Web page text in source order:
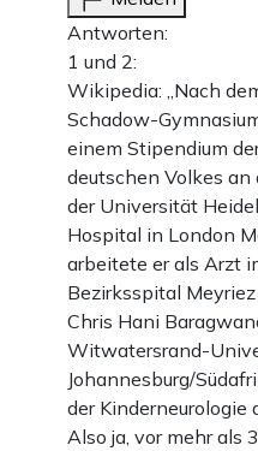
Antworten:
1 und 2:
Wikipedia: „Nach
Schadow-
einem Stipendium
deutschen Volkes an
der Universität
Hospital in London
arbeitete er als Arzt
Bezirksspital
Chris Hani
Witwatersrand-
Johannesburg/
der Kinderneurologie
Also ja, vor mehr als